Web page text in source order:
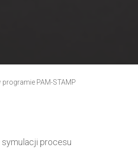
PAM-STAMP
procesu